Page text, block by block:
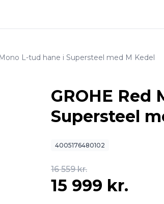
L-tud hane i Supersteel med M Kedel
GROHE Red
Supersteel
4005176480102
16 559 kr.
15 999 kr.